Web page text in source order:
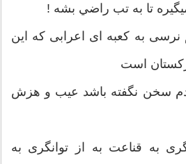
نرسی به کعبه ای اعرابی که این
است
سخن نگفته باشد عیب و هزش
به قناعت به از توانگری به